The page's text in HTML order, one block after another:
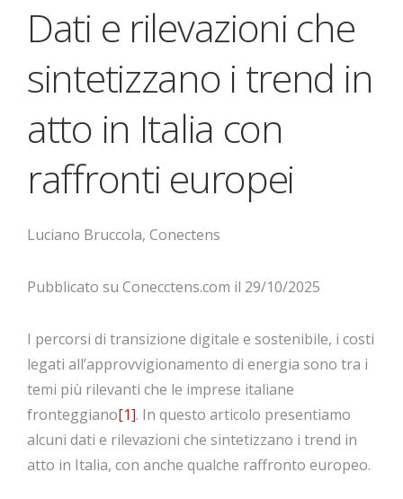
Dati e rilevazioni che
sintetizzano i trend in
atto in Italia con
raffronti europei
Luciano Bruccola, Conectens
Pubblicato su Conecctens.com il 29/10/2025
I percorsi di transizione digitale e sostenibile, i costi
legati all’approvvigionamento di energia sono tra i
temi più rilevanti che le imprese italiane
fronteggiano[1]. In questo articolo presentiamo
alcuni dati e rilevazioni che sintetizzano i trend in
atto in Italia, con anche qualche raffronto europeo.